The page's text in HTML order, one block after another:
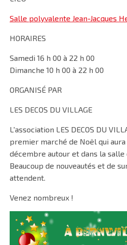
Salle polyvalente Jean-Jacques
HORAIRES
Samedi 16 h 00 à 22 h 00
Dimanche 10 h 00 à 22 h 00
ORGANISÉ PAR
LES DECOS DU VILLAGE
L'association LES DECOS DU
premier marché de Noël qui aura
décembre autour et dans la
Beaucoup de nouveautés et de
attendent.
Venez nombreux !